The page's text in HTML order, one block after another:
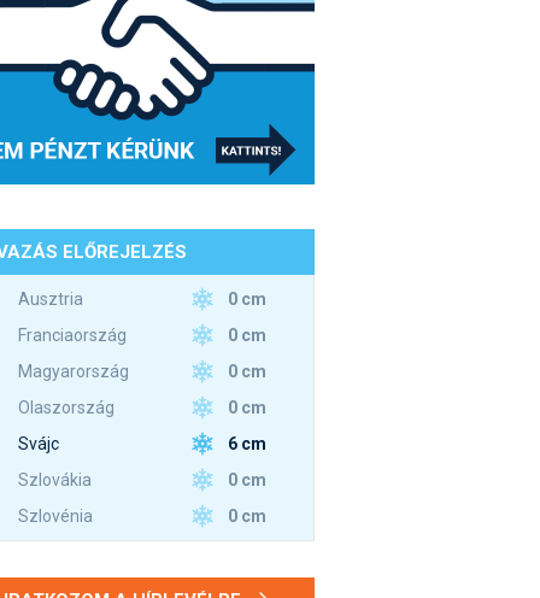
ELŐREJELZÉS
Ausztria
0 cm
Franciaország
0 cm
Magyarország
0 cm
Olaszország
0 cm
Svájc
6 cm
Szlovákia
0 cm
Szlovénia
0 cm